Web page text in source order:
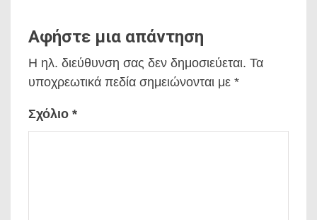
Αφήστε μια απάντηση
Η ηλ. διεύθυνση σας δεν δημοσιεύεται. Τα
υποχρεωτικά πεδία σημειώνονται με *
Σχόλιο *